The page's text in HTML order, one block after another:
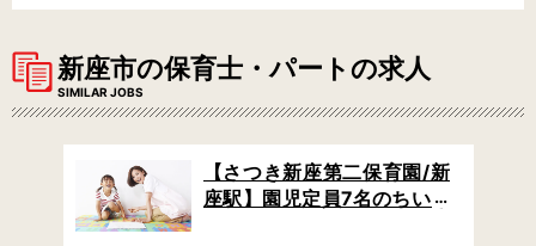
新座市の保育士・パートの求人
SIMILAR JOBS
【さつき新座第二保育園/新
座駅】園児定員7名のちいさ